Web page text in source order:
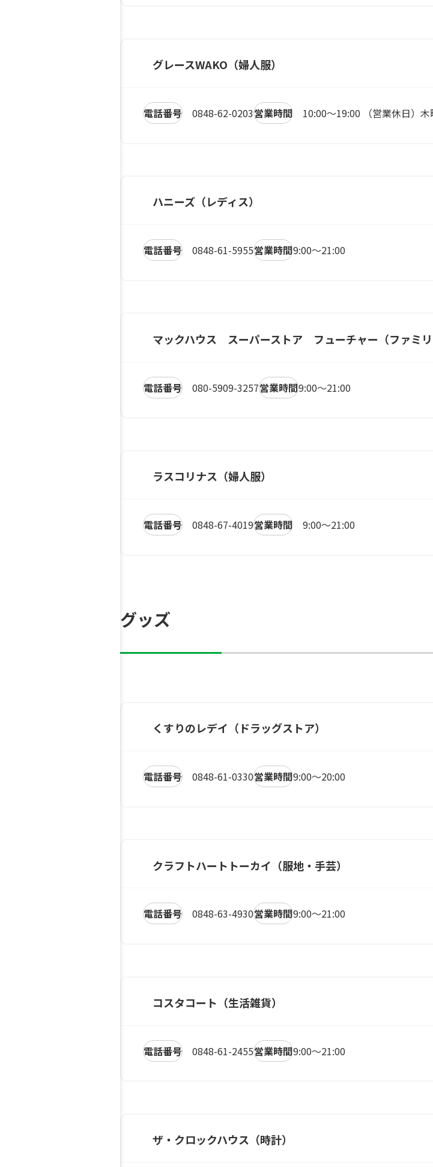
グレースWAKO（婦人服）
電話番号0848-62-0203営業時間10:00～19:00 （営業休日）木
ハニーズ（レディス）
電話番号0848-61-5955営業時間9:00～21:00
マックハウス スーパーストア フューチャー（ファミリ
電話番号080-5909-3257営業時間9:00～21:00
ラスコリナス（婦人服）
電話番号0848-67-4019営業時間9:00～21:00
グッズ
くすりのレデイ（ドラッグストア）
電話番号0848-61-0330営業時間9:00～20:00
クラフトハートトーカイ（服地・手芸）
電話番号0848-63-4930営業時間9:00～21:00
コスタコート（生活雑貨）
電話番号0848-61-2455営業時間9:00～21:00
ザ・クロックハウス（時計）